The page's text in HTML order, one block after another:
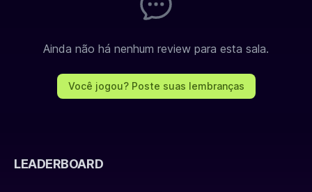
Ainda não há nenhum review para esta sala.
Você jogou? Poste suas lembranças
LEADERBOARD